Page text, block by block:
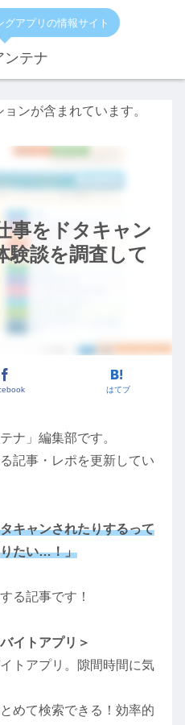
アプリの情報サイト
ンテナ
ンが含まれています。
事をドタキャン
験談を調査して
はてブ
ナ」編集部です。
記事・レポを更新してい
キャンされたりするって
りたい…！」
る記事です！
イトアプリ＞
トアプリ。隙間時間に気
めて検索できる！効率的